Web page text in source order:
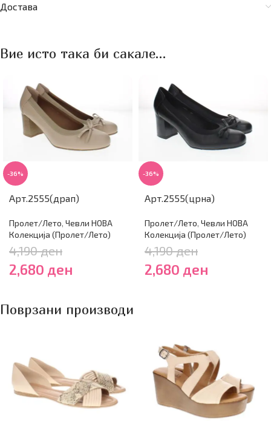
Достава
Вие исто така би сакале…
-36%
Арт.2555(драп)
Пролет/Лето, Чевли НОВА
Колекција (Пролет/Лето)
4,190ден
2,680 ден
-36%
Арт.2555(црна)
Пролет/Лето, Чевли НОВА
Колекција (Пролет/Лето)
4,190ден
2,680 ден
Поврзани производи